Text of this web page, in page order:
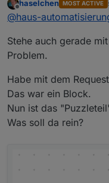
Offline
haselchen MOST ACTIVE
@haus-
Stehe auch gerade
Problem.
Habe mit dem
Das war ein Block.
Nun ist das
Was soll da rein?